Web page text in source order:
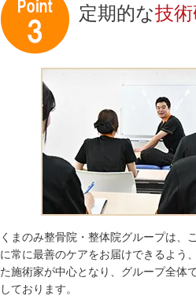
定期的な技
くまのみ整骨院・整体院グループは、
に常に最善のケアをお届けできるよう
た施術家が中心となり、グループ全体
しております。